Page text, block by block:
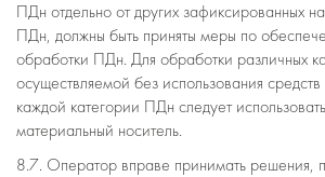
ПДн отдельно от других зафиксированных
ПДн, должны быть приняты меры по
обработки ПДн. Для обработки различных
осуществляемой без использования
каждой категории ПДн следует
материальный носитель.
8.7. Оператор вправе принимать решения,